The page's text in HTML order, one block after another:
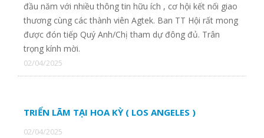
CTY CP ĐẦU TƯ XÂY DỰNG NĂNG LƯỢNG PHÚ MỸ
đầu năm với nhiều thông tin hữu ích , cơ hội kết nối giao
thương cùng các thành viên Agtek. Ban TT Hội rất mong
được đón tiếp Quý Anh/Chị tham dự đông đủ. Trân
trọng kính mời.
02/04/2025
TRIỂN LÃM TẠI HOA KỲ ( LOS ANGELES )
02/04/2025